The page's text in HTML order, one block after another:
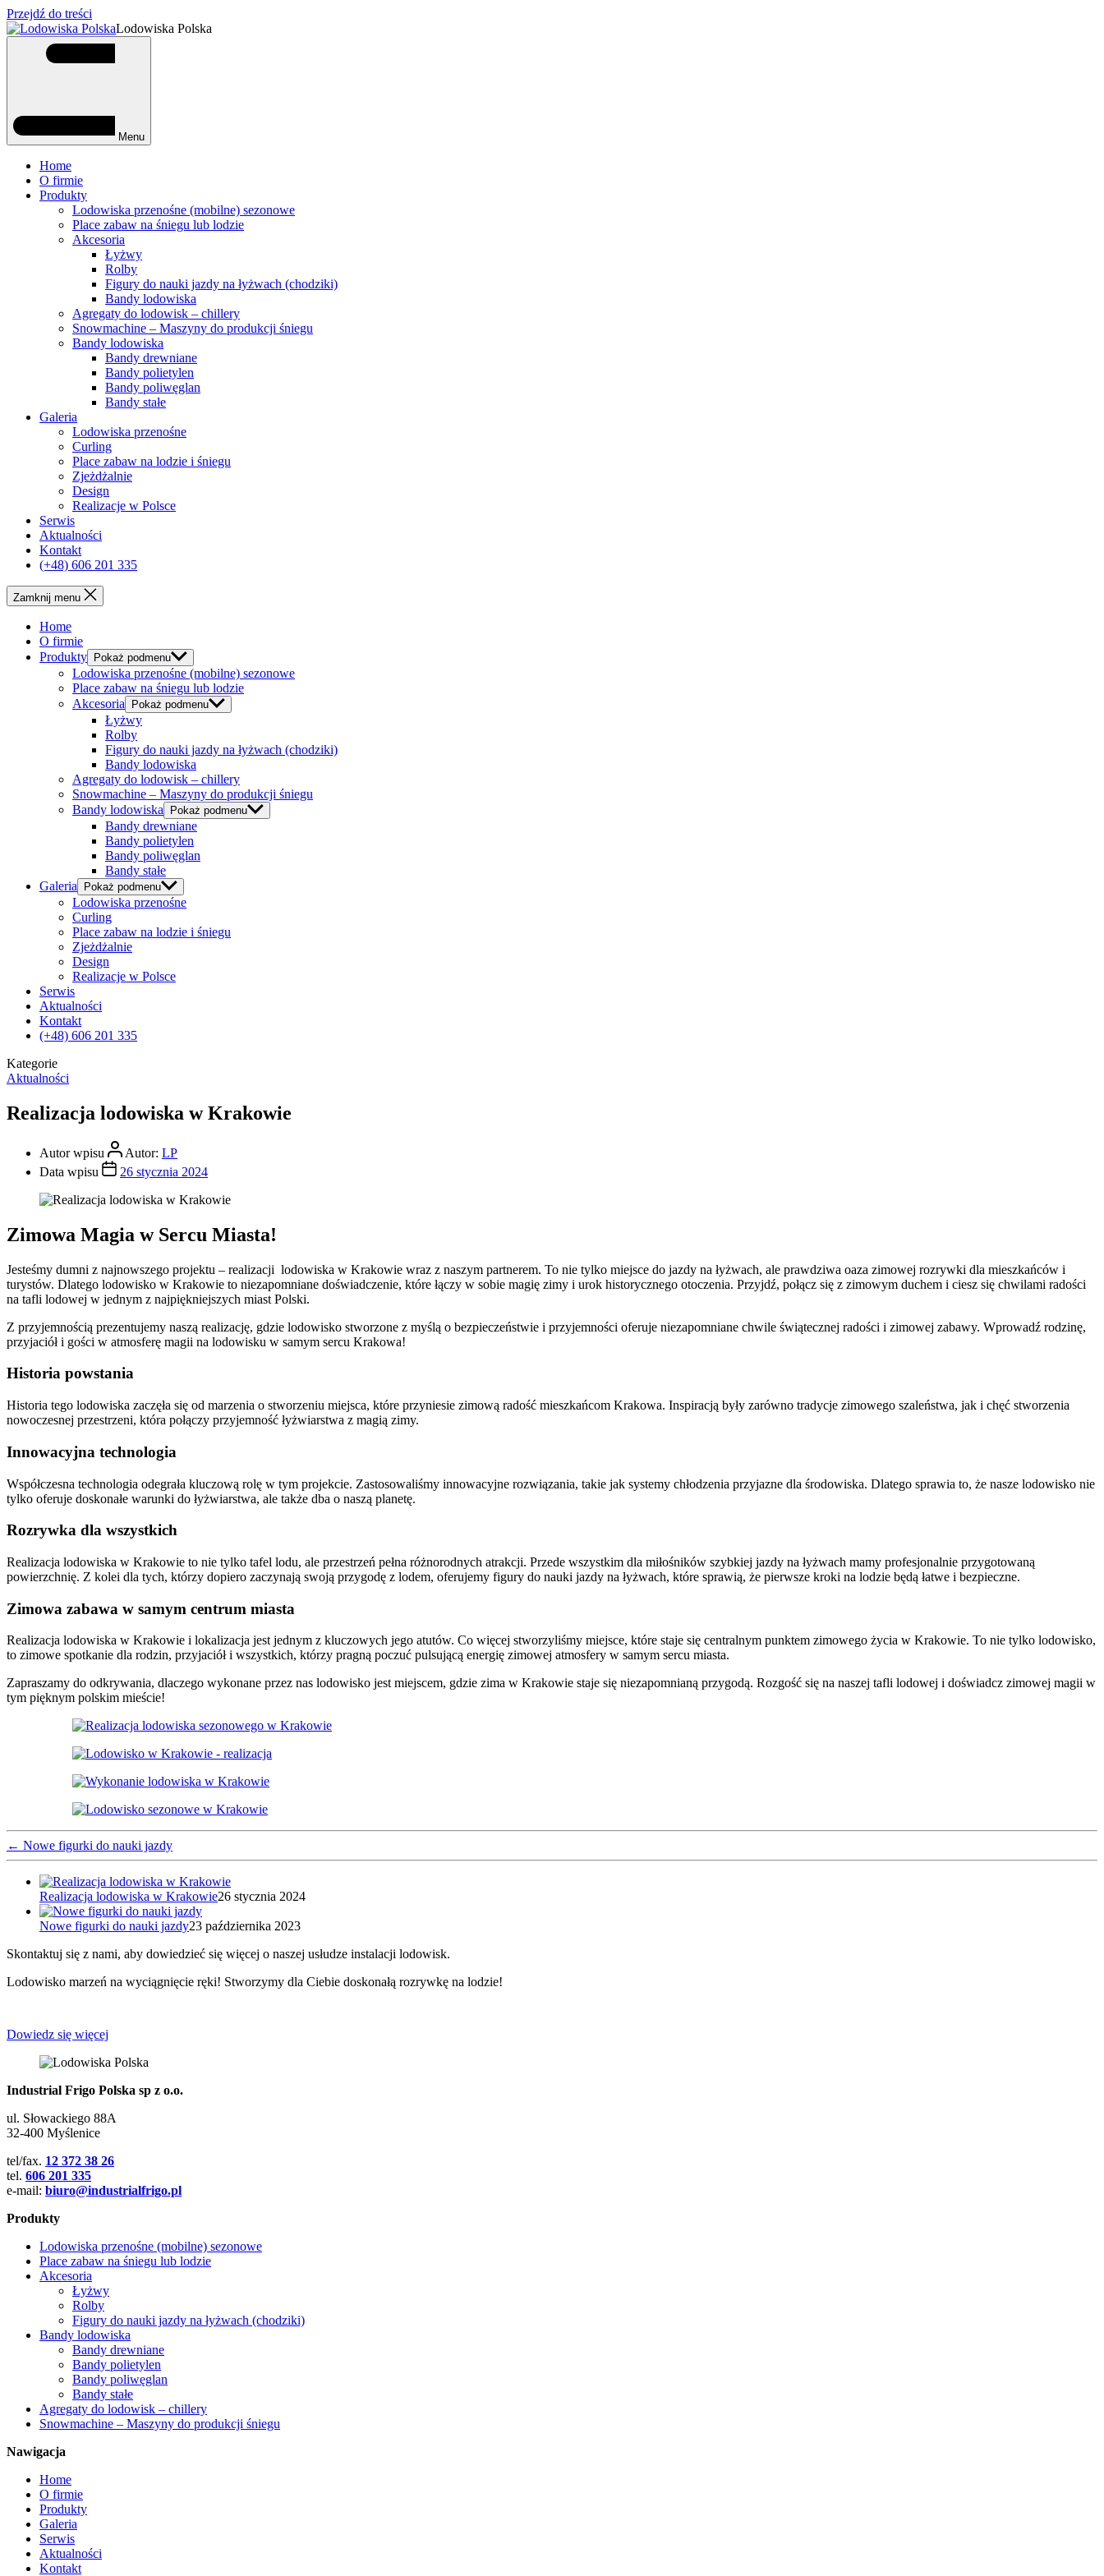
Przejdź do treści
Lodowiska Polska
Menu
Home
O firmie
Produkty
Lodowiska przenośne (mobilne) sezonowe
Place zabaw na śniegu lub lodzie
Akcesoria
Łyżwy
Rolby
Figury do nauki jazdy na łyżwach (chodziki)
Bandy lodowiska
Agregaty do lodowisk – chillery
Snowmachine – Maszyny do produkcji śniegu
Bandy lodowiska
Bandy drewniane
Bandy polietylen
Bandy poliwęglan
Bandy stałe
Galeria
Lodowiska przenośne
Curling
Place zabaw na lodzie i śniegu
Zjeżdżalnie
Design
Realizacje w Polsce
Serwis
Aktualności
Kontakt
(+48) 606 201 335
Zamknij menu
Home
O firmie
Produkty
Pokaż podmenu
Lodowiska przenośne (mobilne) sezonowe
Place zabaw na śniegu lub lodzie
Akcesoria
Pokaż podmenu
Łyżwy
Rolby
Figury do nauki jazdy na łyżwach (chodziki)
Bandy lodowiska
Agregaty do lodowisk – chillery
Snowmachine – Maszyny do produkcji śniegu
Bandy lodowiska
Pokaż podmenu
Bandy drewniane
Bandy polietylen
Bandy poliwęglan
Bandy stałe
Galeria
Pokaż podmenu
Lodowiska przenośne
Curling
Place zabaw na lodzie i śniegu
Zjeżdżalnie
Design
Realizacje w Polsce
Serwis
Aktualności
Kontakt
(+48) 606 201 335
Kategorie
Aktualności
Realizacja lodowiska w Krakowie
Autor wpisu Autor: LP
Data wpisu
26 stycznia 2024
Zimowa Magia w Sercu Miasta!
Jesteśmy dumni z najnowszego projektu – realizacji lodowiska w Krakowie wraz z naszym partnerem. To nie tylko miejsce do jazdy na łyżwach, ale prawdziwa oaza zimowej rozrywki dla mieszkańców i
turystów. Dlatego lodowisko w Krakowie to niezapomniane doświadczenie, które łączy w sobie magię zimy i urok historycznego otoczenia. Przyjdź, połącz się z zimowym duchem i ciesz się chwilami radości
na tafli lodowej w jednym z najpiękniejszych miast Polski.
Z przyjemnością prezentujemy naszą realizację, gdzie lodowisko stworzone z myślą o bezpieczeństwie i przyjemności oferuje niezapomniane chwile świątecznej radości i zimowej zabawy. Wprowadź rodzinę,
przyjaciół i gości w atmosferę magii na lodowisku w samym sercu Krakowa!
Historia powstania
Historia tego lodowiska zaczęła się od marzenia o stworzeniu miejsca, które przyniesie zimową radość mieszkańcom Krakowa. Inspiracją były zarówno tradycje zimowego szaleństwa, jak i chęć stworzenia
nowoczesnej przestrzeni, która połączy przyjemność łyżwiarstwa z magią zimy.
Innowacyjna technologia
Współczesna technologia odegrała kluczową rolę w tym projekcie. Zastosowaliśmy innowacyjne rozwiązania, takie jak systemy chłodzenia przyjazne dla środowiska. Dlatego sprawia to, że nasze lodowisko nie
tylko oferuje doskonałe warunki do łyżwiarstwa, ale także dba o naszą planetę.
Rozrywka dla wszystkich
Realizacja lodowiska w Krakowie to nie tylko tafel lodu, ale przestrzeń pełna różnorodnych atrakcji. Przede wszystkim dla miłośników szybkiej jazdy na łyżwach mamy profesjonalnie przygotowaną
powierzchnię. Z kolei dla tych, którzy dopiero zaczynają swoją przygodę z lodem, oferujemy figury do nauki jazdy na łyżwach, które sprawią, że pierwsze kroki na lodzie będą łatwe i bezpieczne.
Zimowa zabawa w samym centrum miasta
Realizacja lodowiska w Krakowie i lokalizacja jest jednym z kluczowych jego atutów. Co więcej stworzyliśmy miejsce, które staje się centralnym punktem zimowego życia w Krakowie. To nie tylko lodowisko,
to zimowe spotkanie dla rodzin, przyjaciół i wszystkich, którzy pragną poczuć pulsującą energię zimowej atmosfery w samym sercu miasta.
Zapraszamy do odkrywania, dlaczego wykonane przez nas lodowisko jest miejscem, gdzie zima w Krakowie staje się niezapomnianą przygodą. Rozgość się na naszej tafli lodowej i doświadcz zimowej magii w
tym pięknym polskim mieście!
← Nowe figurki do nauki jazdy
Realizacja lodowiska w Krakowie26 stycznia 2024
Nowe figurki do nauki jazdy23 października 2023
Skontaktuj się z nami, aby dowiedzieć się więcej o naszej usłudze instalacji lodowisk.
Lodowisko marzeń na wyciągnięcie ręki! Stworzymy dla Ciebie doskonałą rozrywkę na lodzie!
Dowiedz się więcej
Industrial Frigo Polska sp z o.o.
ul. Słowackiego 88A
32-400 Myślenice
tel/fax. 12 372 38 26
tel. 606 201 335
e-mail: biuro@industrialfrigo.pl
Produkty
Lodowiska przenośne (mobilne) sezonowe
Place zabaw na śniegu lub lodzie
Akcesoria
Łyżwy
Rolby
Figury do nauki jazdy na łyżwach (chodziki)
Bandy lodowiska
Bandy drewniane
Bandy polietylen
Bandy poliwęglan
Bandy stałe
Agregaty do lodowisk – chillery
Snowmachine – Maszyny do produkcji śniegu
Nawigacja
Home
O firmie
Produkty
Galeria
Serwis
Aktualności
Kontakt